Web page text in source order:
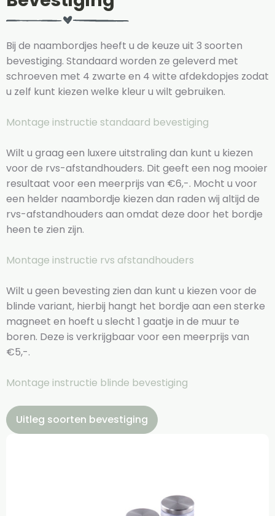
Bij de naambordjes heeft u de keuze uit 3 soorten
bevestiging. Standaard worden ze geleverd met
schroeven met 4 zwarte en 4 witte afdekdopjes zodat
u zelf kunt kiezen welke kleur u wilt gebruiken.
Montage instructie standaard bevestiging
Wilt u graag een luxere uitstraling dan kunt u kiezen
voor de rvs-afstandhouders. Dit geeft een nog mooier
resultaat voor een meerprijs van €6,-. Mocht u voor
een helder naambordje kiezen dan raden wij altijd de
rvs-afstandhouders aan omdat deze door het bordje
heen te zien zijn.
Montage instructie rvs afstandhouders
Wilt u geen bevesting zien dan kunt u kiezen voor de
blinde variant, hierbij hangt het bordje aan een sterke
magneet en hoeft u slecht 1 gaatje in de muur te
boren. Deze is verkrijgbaar voor een meerprijs van
€5,-.
Montage instructie blinde bevestiging
Uitleg soorten bevestiging